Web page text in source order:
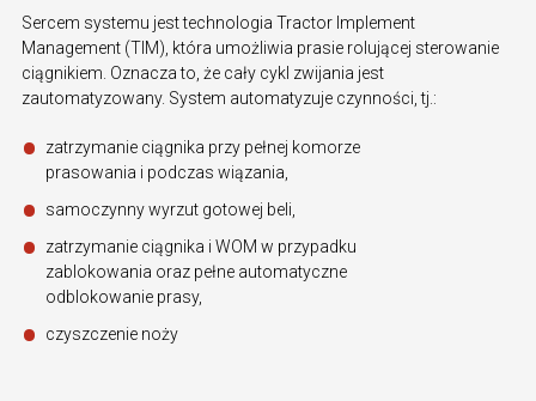
Sercem systemu jest technologia Tractor Implement
Management (TIM), która umożliwia prasie rolującej sterowanie
ciągnikiem. Oznacza to, że cały cykl zwijania jest
zautomatyzowany. System automatyzuje czynności, tj.:
zatrzymanie ciągnika przy pełnej komorze
prasowania i podczas wiązania,
samoczynny wyrzut gotowej beli,
zatrzymanie ciągnika i WOM w przypadku
zablokowania oraz pełne automatyczne
odblokowanie prasy,
czyszczenie noży